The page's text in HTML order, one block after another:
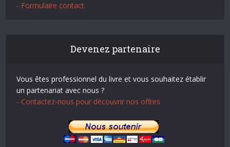
- Formulaire contact
Devenez partenaire
Vous êtes professionnel du livre et vous souhaitez établir
un partenariat avec nous ?
- Contactez-nous pour découvrir nos offres